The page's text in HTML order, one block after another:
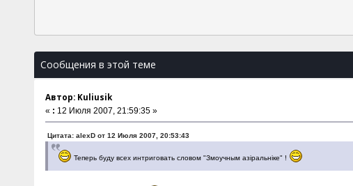
Сообщения в этой теме
Автор: Kuliusik
« : 12 Июля 2007, 21:59:35 »
Цитата: alexD от 12 Июля 2007, 20:53:43
Теперь буду всех интриговать словом "Змоучным азiральнiке" !